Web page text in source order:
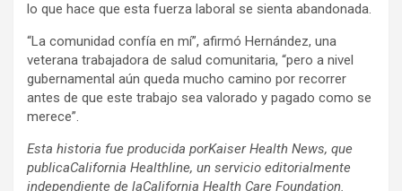
lo que hace que esta fuerza laboral se sienta abandonada.
“La comunidad confía en mí”, afirmó Hernández, una
veterana trabajadora de salud comunitaria, “pero a nivel
gubernamental aún queda mucho camino por recorrer
antes de que este trabajo sea valorado y pagado como se
merece”.
Esta historia fue producida porKaiser Health News, que
publicaCalifornia Healthline, un servicio editorialmente
independiente de laCalifornia Health Care Foundation.